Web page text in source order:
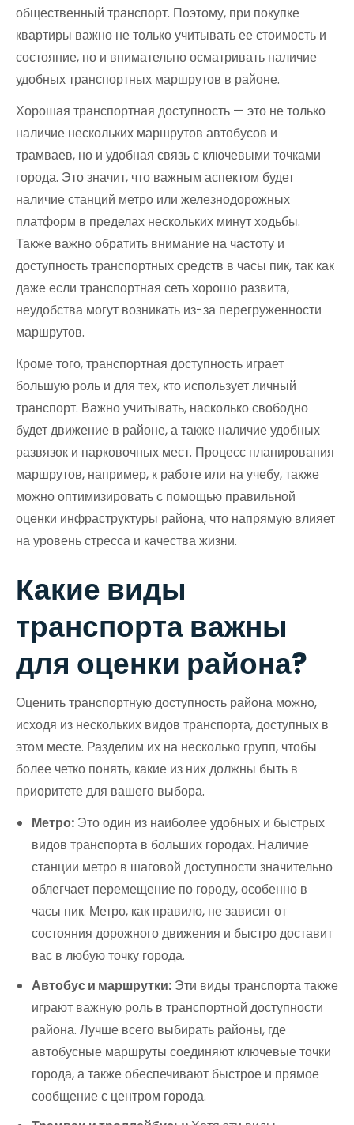
общественный транспорт. Поэтому, при покупке
квартиры важно не только учитывать ее стоимость и
состояние, но и внимательно осматривать наличие
удобных транспортных маршрутов в районе.
Хорошая транспортная доступность — это не только
наличие нескольких маршрутов автобусов и
трамваев, но и удобная связь с ключевыми точками
города. Это значит, что важным аспектом будет
наличие станций метро или железнодорожных
платформ в пределах нескольких минут ходьбы.
Также важно обратить внимание на частоту и
доступность транспортных средств в часы пик, так как
даже если транспортная сеть хорошо развита,
неудобства могут возникать из-за перегруженности
маршрутов.
Кроме того, транспортная доступность играет
большую роль и для тех, кто использует личный
транспорт. Важно учитывать, насколько свободно
будет движение в районе, а также наличие удобных
развязок и парковочных мест. Процесс планирования
маршрутов, например, к работе или на учебу, также
можно оптимизировать с помощью правильной
оценки инфраструктуры района, что напрямую влияет
на уровень стресса и качества жизни.
Какие виды
транспорта важны
для оценки района?
Оценить транспортную доступность района можно,
исходя из нескольких видов транспорта, доступных в
этом месте. Разделим их на несколько групп, чтобы
более четко понять, какие из них должны быть в
приоритете для вашего выбора.
Метро: Это один из наиболее удобных и быстрых
видов транспорта в больших городах. Наличие
станции метро в шаговой доступности значительно
облегчает перемещение по городу, особенно в
часы пик. Метро, как правило, не зависит от
состояния дорожного движения и быстро доставит
вас в любую точку города.
Автобус и маршрутки: Эти виды транспорта также
играют важную роль в транспортной доступности
района. Лучше всего выбирать районы, где
автобусные маршруты соединяют ключевые точки
города, а также обеспечивают быстрое и прямое
сообщение с центром города.